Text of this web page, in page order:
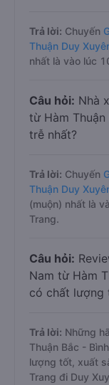
Trả lời: Chuyến
Thuận Duy
nhất là vào lúc
Câu hỏi: Nhà
từ Hàm Thuận
trễ nhất?
Trả lời: Chuyến
Thuận Duy
(muộn) nhất là
Trang.
Câu hỏi:
Nam từ Hàm
có chất lượng
Trả lời: Những
Thuận Bắc -
lượng tốt, xuất
Trang đi Duy